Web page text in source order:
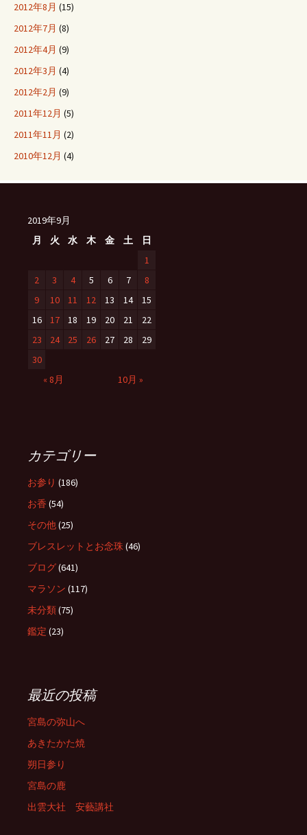
2012年8月 (15)
2012年7月 (8)
2012年4月 (9)
2012年3月 (4)
2012年2月 (9)
2011年12月 (5)
2011年11月 (2)
2010年12月 (4)
2019年9月
月
火 水 木 金 土
日
1
2
3 4 5 6 7
8
9
10 11 12 13 14
15
16
17 18 19 20 21
22
23
24 25 26 27 28
29
30
« 8月
10月 »
カテゴリー
お参り (186)
お香 (54)
その他(25)
ブレスレットとお念珠(46)
ブログ(641)
マラソン (117)
未分類(75)
鑑定 (23)
最近の投稿
宮島の弥山へ
あきたかた焼
朔日参り
宮島の鹿
出雲大社 安藝講社